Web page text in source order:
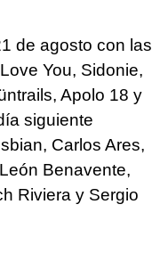
de agosto con las
You, Sidonie,
Apolo 18 y
siguiente
Carlos Ares,
Benavente,
Riviera y Sergio